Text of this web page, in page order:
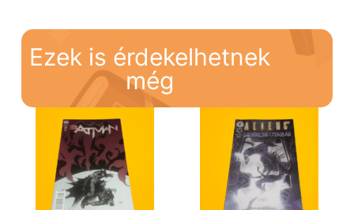
Ezek is érdekelhetnek
még